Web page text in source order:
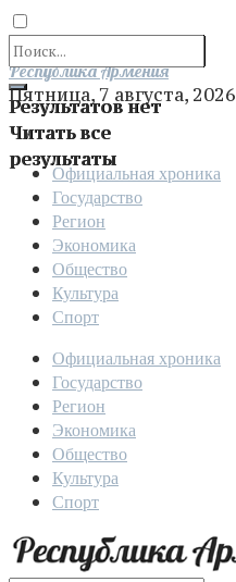
Результатов нет
Читать все
результаты
Отправить
Республика Армения
Пятница, 7 августа, 2026
Официальная хроника
Государство
Регион
Экономика
Общество
Культура
Спорт
Официальная хроника
Государство
Регион
Экономика
Общество
Культура
Спорт